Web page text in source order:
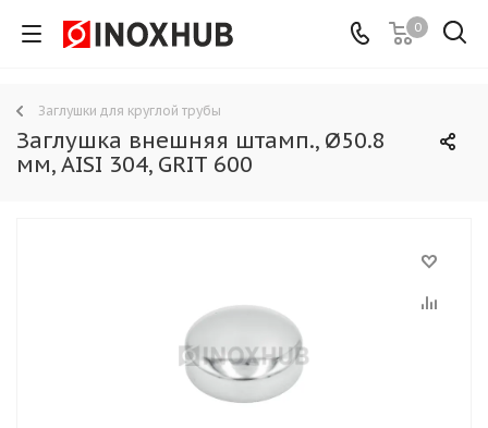
0
Заглушки для круглой трубы
Заглушка внешняя штамп., Ø50.8
мм, AISI 304, GRIT 600